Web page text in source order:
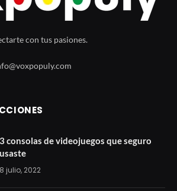
con tus pasiones.
3 consolas de videojuegos que seguro
usaste
8 julio, 2022